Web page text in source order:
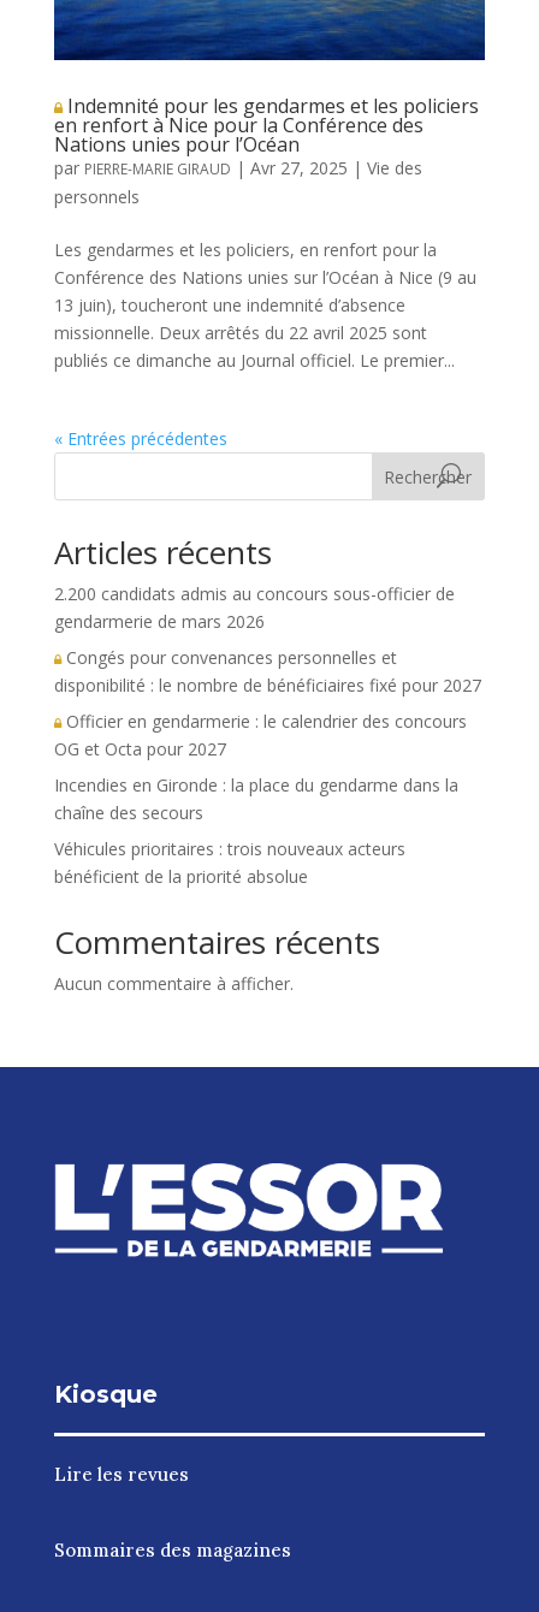
Indemnité pour les gendarmes et les policiers
en renfort à Nice pour la Conférence des
Nations unies pour l’Océan
par PIERRE-MARIE GIRAUD | Avr 27, 2025 | Vie des
personnels
Les gendarmes et les policiers, en renfort pour la
Conférence des Nations unies sur l’Océan à Nice (9 au
13 juin), toucheront une indemnité d’absence
missionnelle. Deux arrêtés du 22 avril 2025 sont
publiés ce dimanche au Journal officiel. Le premier...
« Entrées précédentes
Rechercher
Articles récents
2.200 candidats admis au concours sous-officier de
gendarmerie de mars 2026
Congés pour convenances personnelles et
disponibilité : le nombre de bénéficiaires fixé pour 2027
Officier en gendarmerie : le calendrier des concours
OG et Octa pour 2027
Incendies en Gironde : la place du gendarme dans la
chaîne des secours
Véhicules prioritaires : trois nouveaux acteurs
bénéficient de la priorité absolue
Commentaires récents
Aucun commentaire à afficher.
Kiosque
Lire les revues
Sommaires des magazines